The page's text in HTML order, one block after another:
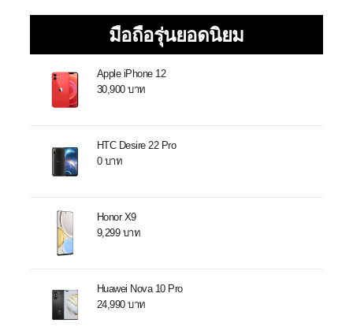
มือถือรุ่นยอดนิยม
Apple iPhone 12
30,900 บาท
HTC Desire 22 Pro
0 บาท
Honor X9
9,299 บาท
Huawei Nova 10 Pro
24,990 บาท